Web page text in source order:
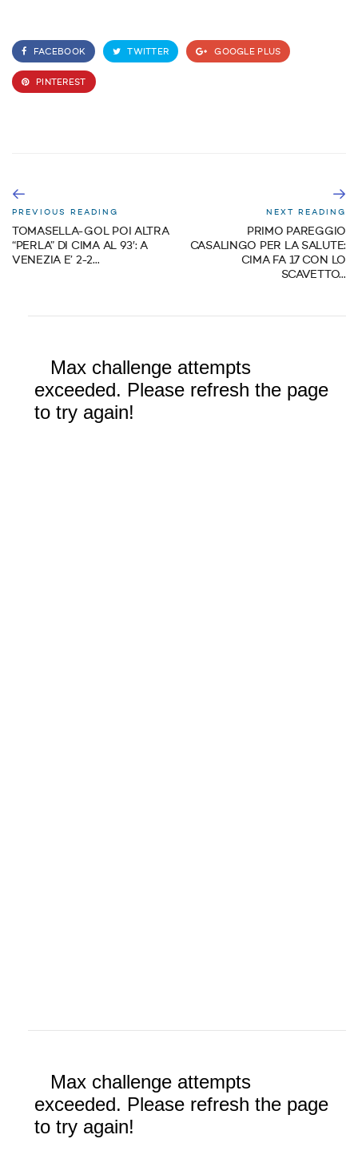
FACEBOOK TWITTER GOOGLE PLUS
PINTEREST
PREVIOUS READING
TOMASELLA-GOL POI ALTRA
“PERLA” DI CIMA AL 93′: A
VENEZIA E’ 2-2…
NEXT READING
PRIMO PAREGGIO
CASALINGO PER LA SALUTE:
CIMA FA 17 CON LO
SCAVETTO…